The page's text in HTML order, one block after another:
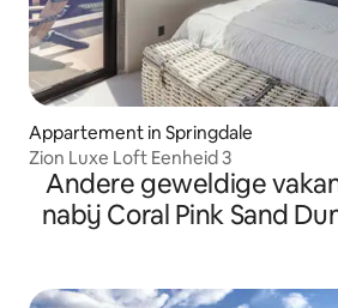
Appartement in Springdale
Zion Luxe Loft Eenheid 3
Andere geweldige
nabij Coral Pink Sand